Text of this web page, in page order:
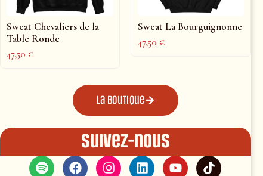
Sweat Chevaliers de la
Table Ronde
47,50€
Sweat La Bourguignonne
47,50€
La boutique
Suivez-nous